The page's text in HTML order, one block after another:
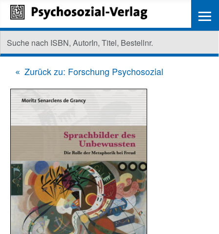
Zurück zu: Forschung Psychosozial
≡